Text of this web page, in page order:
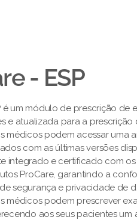
- ESP
é um módulo de prescrição de
e atualizada para a prescrição
médicos podem acessar uma
com as últimas versões
integrado e certificado com os
ProCare, garantindo a
segurança e privacidade de
médicos podem prescrever
aos seus pacientes